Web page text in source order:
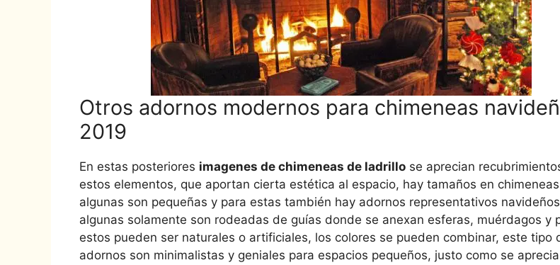
Otros adornos modernos para chimeneas
2019
En estas posteriores imagenes de chimeneas de ladrillo se aprecian
estos elementos, que aportan cierta estética al espacio, hay tamaños en chimeneas
algunas son pequeñas y para estas también hay adornos representativos
algunas solamente son rodeadas de guías donde se anexan esferas, muérdagos y
estos pueden ser naturales o artificiales, los colores se pueden combinar, este tipo
adornos son minimalistas y geniales para espacios pequeños, justo como se